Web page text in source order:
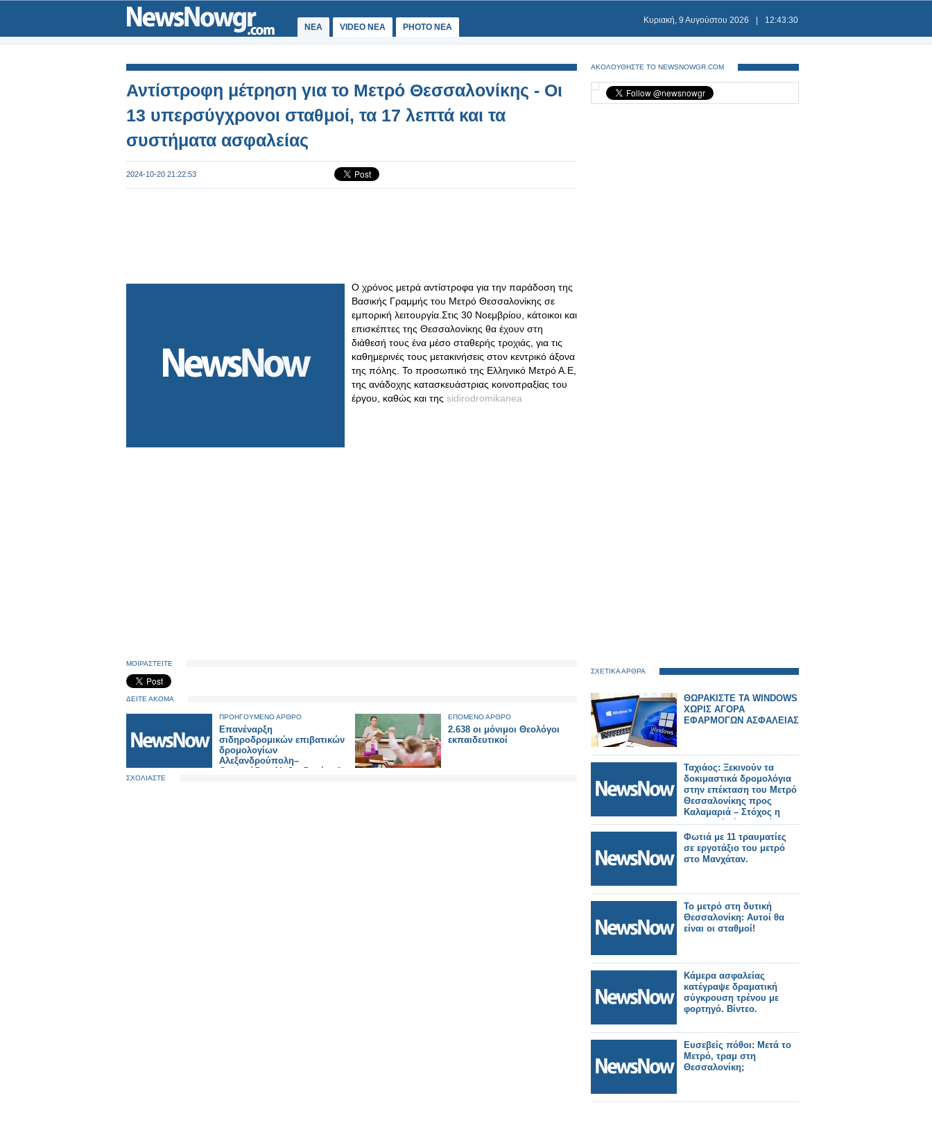
ΝΕΑ VIDEO NEA PHOTO NEA
Κυριακή, 9 Αυγούστου 2026 12:43:30
Αντίστροφη μέτρηση για το Μετρό Θεσσαλονίκης - Οι
13 υπερσύγχρονοι σταθμοί, τα 17 λεπτά και τα
συστήματα ασφαλείας
2024-10-20 21:22:53
Ο χρόνος μετρά αντίστροφα για την παράδοση της
Βασικής Γραμμής του Μετρό Θεσσαλονίκης σε
εμπορική λειτουργία.Στις 30 Νοεμβρίου, κάτοικοι και
επισκέπτες της Θεσσαλονίκης θα έχουν στη
διάθεσή τους ένα μέσο σταθερής τροχιάς, για τις
καθημερινές τους μετακινήσεις στον κεντρικό άξονα
της πόλης. Το προσωπικό της Ελληνικό Μετρό Α.Ε,
της ανάδοχης κατασκευάστριας κοινοπραξίας του
έργου, καθώς και της sidirodromikanea
ΜΟΙΡΑΣΤΕΙΤΕ
ΔΕΙΤΕ ΑΚΟΜΑ
ΠΡΟΗΓΟΥΜΕΝΟ ΑΡΘΡΟ
Επανέναρξη
σιδηροδρομικών επιβατικών
δρομολογίων
Αλεξανδρούπολη–
Ορεστιάδα– Αλεξανδρούπολη
ΕΠΟΜΕΝΟ ΑΡΘΡΟ
2.638 οι μόνιμοι Θεολόγοι
εκπαιδευτικοί
ΣΧΟΛΙΑΣΤΕ
ΑΚΟΛΟΥΘΗΣΤΕ ΤΟ NEWSNOWGR.COM
ΣΧΕΤΙΚΑ ΑΡΘΡΑ
ΘΩΡΑΚΙΣΤΕ ΤΑ WINDOWS
ΧΩΡΙΣ ΑΓΟΡΑ
ΕΦΑΡΜΟΓΩΝ ΑΣΦΑΛΕΙΑΣ
Ταχιάος: Ξεκινούν τα
δοκιμαστικά δρομολόγια
στην επέκταση του Μετρό
Θεσσαλονίκης προς
Καλαμαριά – Στόχος η
λειτουργία έως το τέλος
του μήνα.
Φωτιά με 11 τραυματίες
σε εργοτάξιο του μετρό
στο Μανχάταν.
Το μετρό στη δυτική
Θεσσαλονίκη: Αυτοί θα
είναι οι σταθμοί!
Κάμερα ασφαλείας
κατέγραψε δραματική
σύγκρουση τρένου με
φορτηγό. Βίντεο.
Ευσεβείς πόθοι: Μετά το
Μετρό, τραμ στη
Θεσσαλονίκη;